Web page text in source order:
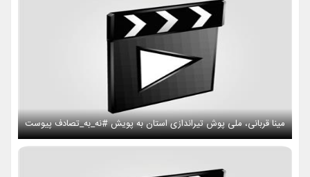
مینا قربانی، ملی پوش تیراندازی استان به پویش #نه_به_تصادف پیوست